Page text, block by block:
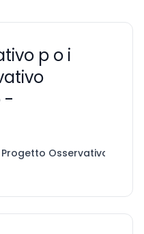
p o i
-
Progetto Osservativo